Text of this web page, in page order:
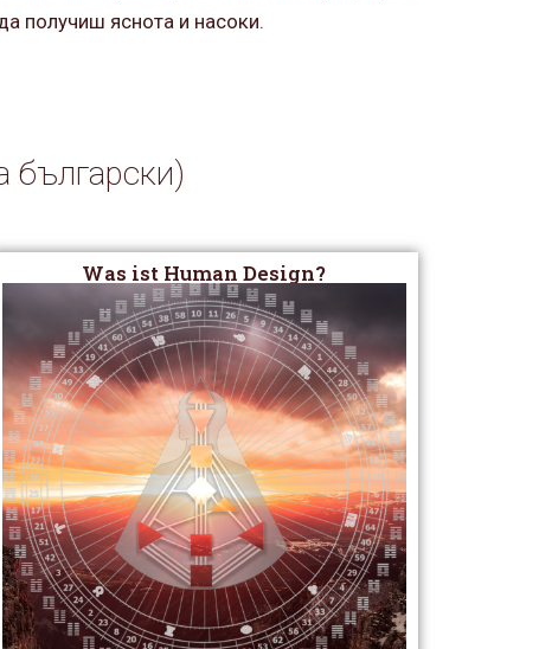
получиш яснота и насоки.
български)
Was ist Human Design?